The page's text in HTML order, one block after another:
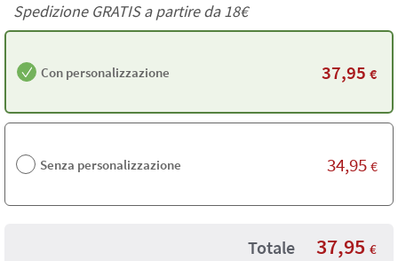
Spedizione GRATIS a partire da18€
Con personalizzazione 37,95 €
Senza personalizzazione 34,95 €
Totale 37,95 €